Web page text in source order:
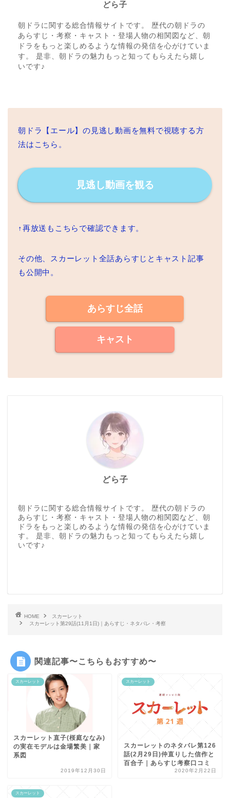
どら子
朝ドラに関する総合情報サイトです。 歴代の朝ドラの
あらすじ・考察・キャスト・登場人物の相関図など、朝
ドラをもっと楽しめるような情報の発信を心がけていま
す。 是非、朝ドラの魅力もっと知ってもらえたら嬉し
いです♪
朝ドラ【エール】の見逃し動画を無料で視聴する方
法はこちら。
見逃し動画を観る
↑再放送もこちらで確認できます。
その他、スカーレット全話あらすじとキャスト記事
も公開中。
あらすじ全話
キャスト
どら子
朝ドラに関する総合情報サイトです。 歴代の朝ドラの
あらすじ・考察・キャスト・登場人物の相関図など、朝
ドラをもっと楽しめるような情報の発信を心がけていま
す。 是非、朝ドラの魅力もっと知ってもらえたら嬉し
いです♪
HOME
スカーレット
スカーレット第29話(11月1日)｜あらすじ・ネタバレ・考察
関連記事〜こちらもおすすめ〜
スカーレット
スカーレット直子(桜庭ななみ)
の実在モデルは金場繁美｜家
系図
2019年12月30日
スカーレット
スカーレットのネタバレ第126
話(2月29日)仲直りした信作と
百合子｜あらすじ考察口コミ
2020年2月22日
スカーレット